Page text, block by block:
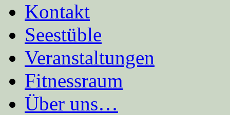
Kontakt
Seestüble
Veranstaltungen
Fitnessraum
Über uns…